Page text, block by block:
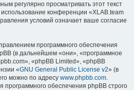
регулярно просматривать этот текст
конференции «XLAB.team
условий означает ваше согласие
программного обеспечения
(в дальнейшем «они», «программное
«phpBB Limited», «phpBB
«GNU General Public License v2» (в
можно по адресу www.phpbb.com.
программного обеспечения phpBB строго